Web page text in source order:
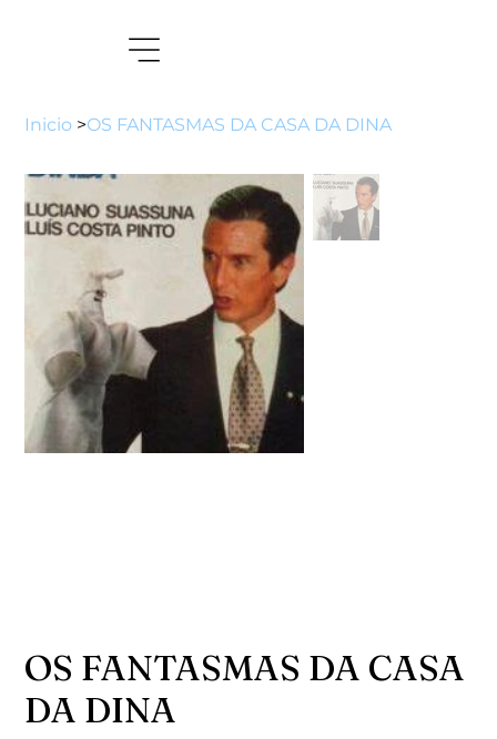
Inicio >OS FANTASMAS DA CASA DA DINA
OS FANTASMAS DA CASA
DA DINA